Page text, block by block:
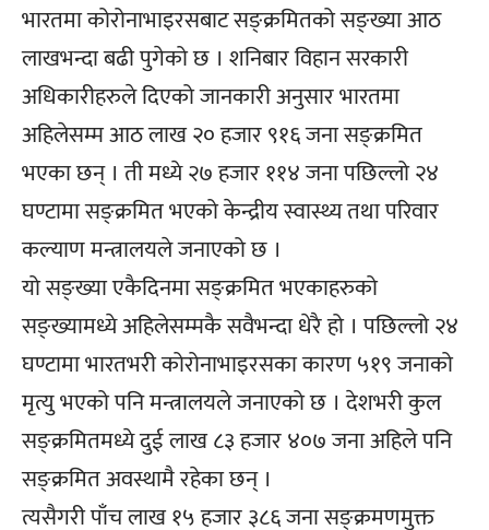
भारतमा कोरोनाभाइरसबाट सङ्क्रमितको सङ्ख्या आठ
लाखभन्दा बढी पुगेको छ । शनिबार विहान सरकारी
अधिकारीहरुले दिएको जानकारी अनुसार भारतमा
अहिलेसम्म आठ लाख २० हजार ९१६ जना सङ्क्रमित
भएका छन् । ती मध्ये २७ हजार ११४ जना पछिल्लो २४
घण्टामा सङ्क्रमित भएको केन्द्रीय स्वास्थ्य तथा परिवार
कल्याण मन्त्रालयले जनाएको छ ।
यो सङ्ख्या एकैदिनमा सङ्क्रमित भएकाहरुको
सङ्ख्यामध्ये अहिलेसम्मकै सवैभन्दा धेरै हो । पछिल्लो २४
घण्टामा भारतभरी कोरोनाभाइरसका कारण ५१९ जनाको
मृत्यु भएको पनि मन्त्रालयले जनाएको छ । देशभरी कुल
सङ्क्रमितमध्ये दुई लाख ८३ हजार ४०७ जना अहिले पनि
सङ्क्रमित अवस्थामै रहेका छन् ।
त्यसैगरी पाँच लाख १५ हजार ३८६ जना सङ्क्रमणमुक्त